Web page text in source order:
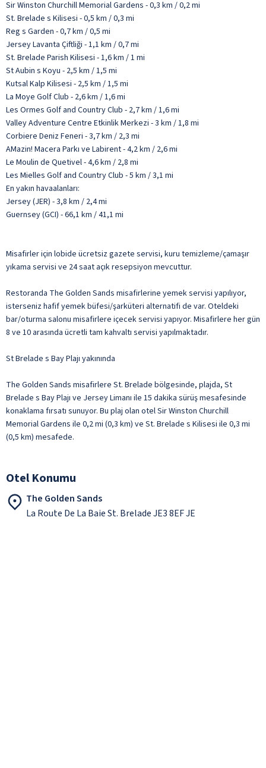
Sir Winston Churchill Memorial Gardens - 0,3 km / 0,2 mi
St. Brelade s Kilisesi - 0,5 km / 0,3 mi
Reg s Garden - 0,7 km / 0,5 mi
Jersey Lavanta Çiftliği - 1,1 km / 0,7 mi
St. Brelade Parish Kilisesi - 1,6 km / 1 mi
St Aubin s Koyu - 2,5 km / 1,5 mi
Kutsal Kalp Kilisesi - 2,5 km / 1,5 mi
La Moye Golf Club - 2,6 km / 1,6 mi
Les Ormes Golf and Country Club - 2,7 km / 1,6 mi
Valley Adventure Centre Etkinlik Merkezi - 3 km / 1,8 mi
Corbiere Deniz Feneri - 3,7 km / 2,3 mi
AMazin! Macera Parkı ve Labirent - 4,2 km / 2,6 mi
Le Moulin de Quetivel - 4,6 km / 2,8 mi
Les Mielles Golf and Country Club - 5 km / 3,1 mi
En yakın havaalanları:
Jersey (JER) - 3,8 km / 2,4 mi
Guernsey (GCI) - 66,1 km / 41,1 mi
Misafirler için lobide ücretsiz gazete servisi, kuru temizleme/çamaşır
yıkama servisi ve 24 saat açık resepsiyon mevcuttur.
Restoranda The Golden Sands misafirlerine yemek servisi yapılıyor,
isterseniz hafif yemek büfesi/şarküteri alternatifi de var. Oteldeki
bar/oturma salonu misafirlere içecek servisi yapıyor. Misafirlere her gün
8 ve 10 arasında ücretli tam kahvaltı servisi yapılmaktadır.
St Brelade s Bay Plajı yakınında
The Golden Sands misafirlere St. Brelade bölgesinde, plajda, St
Brelade s Bay Plajı ve Jersey Limanı ile 15 dakika sürüş mesafesinde
konaklama fırsatı sunuyor. Bu plaj olan otel Sir Winston Churchill
Memorial Gardens ile 0,2 mi (0,3 km) ve St. Brelade s Kilisesi ile 0,3 mi
(0,5 km) mesafede.
Otel Konumu
The Golden Sands
La Route De La Baie St. Brelade JE3 8EF JE